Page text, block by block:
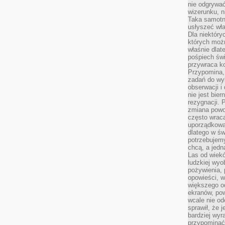
nie
wizerunku,
Taka
usłyszeć
Dla
których
właśnie
pośpiech
przywraca
zadań do
obserwacji i
nie jest
rezygnacji.
zmiana
często
dlatego w
chcą, a
Las od
ludzkiej
pożywienia,
opowieści,
większego
ekranów,
wcale nie
sprawił, że
bardziej